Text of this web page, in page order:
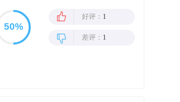
好评： 1
差评： 1